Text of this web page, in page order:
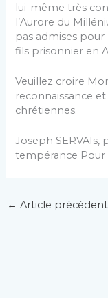
lui-même très
l’Aurore du
pas admises pour
fils prisonnier en
Veuillez croire
reconnaissance
chrétiennes.
Joseph SERVAIs,
tempérance Pour
← Article précédent